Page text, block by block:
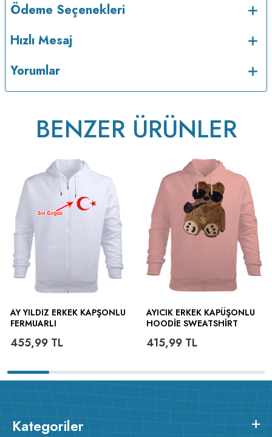
Ödeme Seçenekleri
Hızlı Mesaj
Yorumlar
BENZER ÜRÜNLER
AY YILDIZ ERKEK KAPŞONLU
FERMUARLI
455,99 TL
AYICIK ERKEK KAPÜŞONLU
HOODIE SWEATSHIRT
415,99TL
Kategoriler